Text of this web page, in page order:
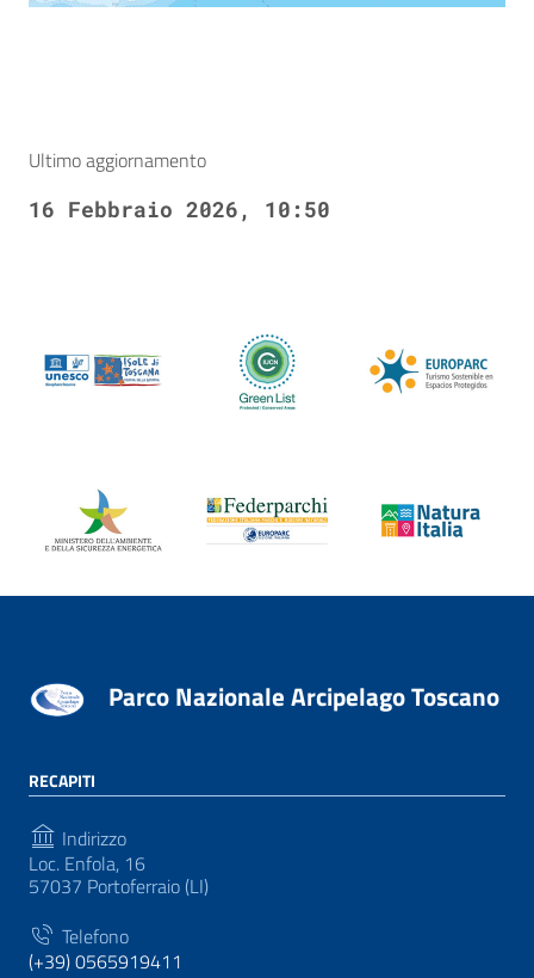
Ultimo aggiornamento
16 Febbraio 2026, 10:50
Parco Nazionale Arcipelago Toscano
RECAPITI
Indirizzo
Loc. Enfola, 16
57037 Portoferraio (LI)
Telefono
(+39) 0565919411